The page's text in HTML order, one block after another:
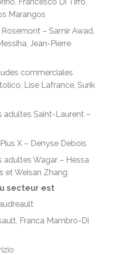
Marangos
– Samir Awad,
Jean-Pierre
commerciales
Lise Lafrance, Surik
adultes Saint-Laurent –
X – Denyse Debois
adultes Wagar – Hessa
et Weisan Zhang
secteur est
Franca Mambro-Di